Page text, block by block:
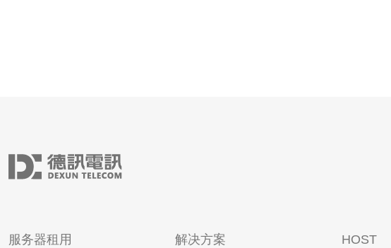
服务器租用 解决方案 HOST